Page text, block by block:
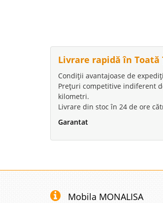
Livrare rapidă în Toată
Condiții avantajoase de
Prețuri competitive indiferent
kilometri.
Livrare din stoc în 24 de ore
Garantat
Mobila MONALISA